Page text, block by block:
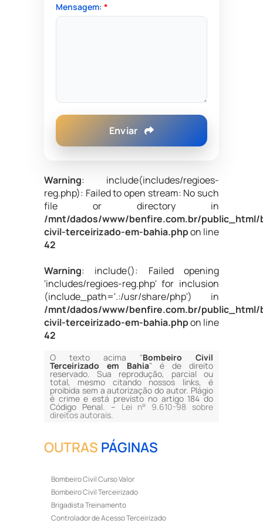
Mensagem: *
Enviar
Warning: include(includes/regioes-
reg.php): Failed to open stream: No such
file or directory in
/mnt/dados/www/benfire.com.br/public_html/
civil-terceirizado-em-bahia.phpon line
42
Warning: include(): Failed opening
'includes/regioes-reg.php' for inclusion
(include_path='.:/usr/share/php') in
/mnt/dados/www/benfire.com.br/public_html/
civil-terceirizado-em-bahia.phpon line
42
O texto acima "Bombeiro Civil
Terceirizado em Bahia" é de direito
reservado. Sua reprodução, parcial ou
total, mesmo citando nossos links, é
proibida sem a autorização do autor. Plágio
é crime e está previsto no artigo 184 do
Código Penal. – Lei n° 9.610-98 sobre
direitos autorais.
OUTRAS PÁGINAS
Bombeiro Civil Curso Valor
Bombeiro Civil Terceirizado
Brigadista Treinamento
Controlador de Acesso Terceirizado